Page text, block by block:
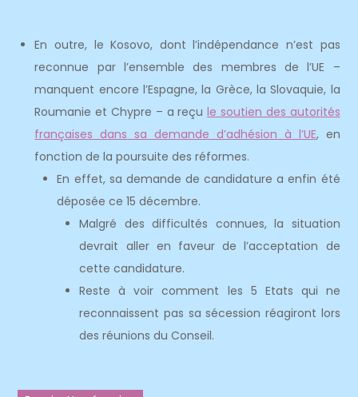
En outre, le Kosovo, dont l’indépendance n’est pas
reconnue par l’ensemble des membres de l’UE –
manquent encore l’Espagne, la Grèce, la Slovaquie, la
Roumanie et Chypre – a reçule soutien des autorités
françaises dans sa demande d’adhésion à l’UE, en
fonction de la poursuite des réformes.
En effet, sa demande de candidature a enfin été
déposée ce 15 décembre.
Malgré des difficultés connues, la situation
devrait aller en faveur de l’acceptation de
cette candidature.
Reste à voir comment les 5 Etats qui ne
reconnaissent pas sa sécession réagiront lors
des réunions du Conseil.